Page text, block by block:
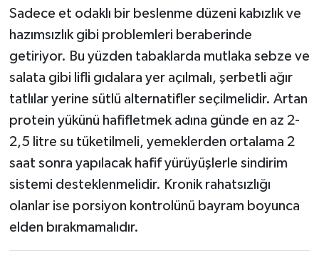
Sadece et odaklı bir beslenme düzeni kabızlık ve
hazımsızlık gibi problemleri beraberinde
getiriyor. Bu yüzden tabaklarda mutlaka sebze ve
salata gibi lifli gıdalara yer açılmalı, şerbetli ağır
tatlılar yerine sütlü alternatifler seçilmelidir. Artan
protein yükünü hafifletmek adına günde en az 2-
2,5 litre su tüketilmeli, yemeklerden ortalama 2
saat sonra yapılacak hafif yürüyüşlerle sindirim
sistemi desteklenmelidir. Kronik rahatsızlığı
olanlar ise porsiyon kontrolünü bayram boyunca
elden bırakmamalıdır.